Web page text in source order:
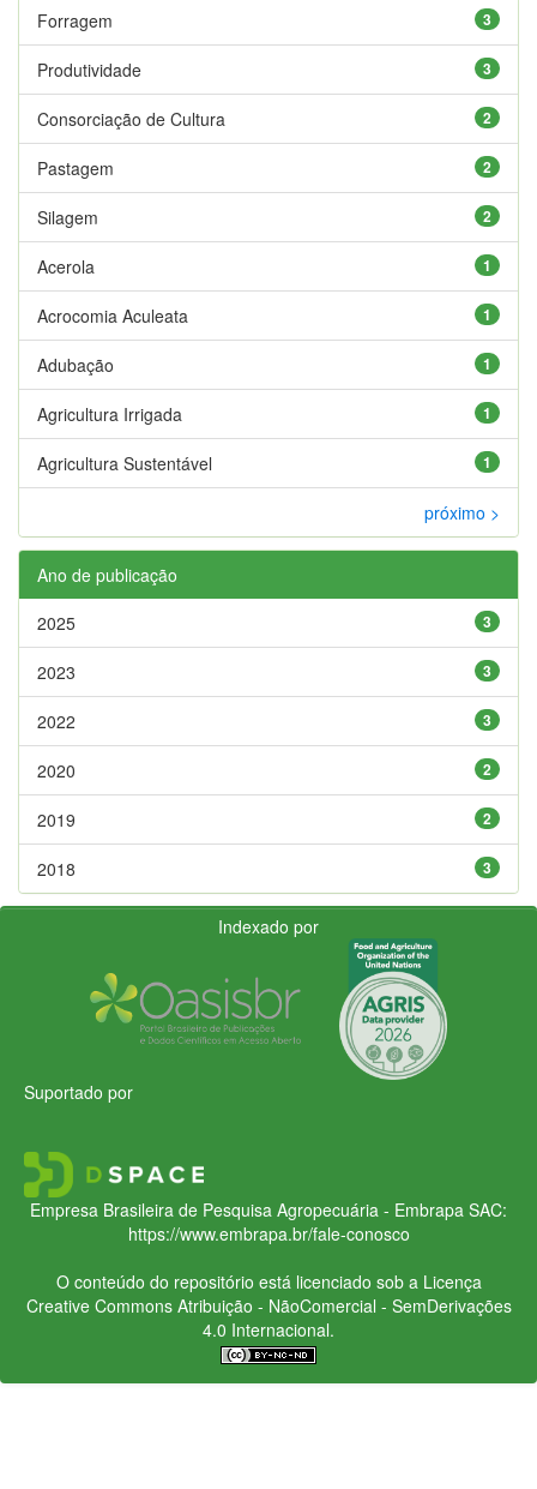
3
Forragem
3
Produtividade
2
Consorciação de Cultura
2
Pastagem
2
Silagem
1
Acerola
1
Acrocomia Aculeata
1
Adubação
1
Agricultura Irrigada
1
Agricultura Sustentável
próximo >
Ano de publicação
3
2025
3
2023
3
2022
2
2020
2
2019
3
2018
Indexado por
Suportado por
Empresa Brasileira de Pesquisa Agropecuária - Embrapa SAC:
https://www.embrapa.br/fale-conosco
O conteúdo do repositório está licenciado sob a Licença
Creative CommonsAtribuição - NãoComercial - SemDerivações
4.0 Internacional.